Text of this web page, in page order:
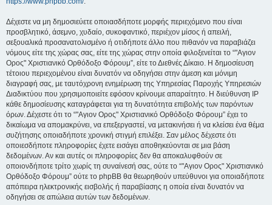
Δέχεστε να μη δημοσιεύετε οποιασδήποτε μορφής περιεχόμενο που είναι
προσβλητικό, άσεμνο, χυδαίο, συκοφαντικό, περιέχον μίσος ή απειλή,
σεξουαλικά προσανατολισμένο ή οτιδήποτε άλλο που πιθανόν να παραβιάζει
νόμους είτε της χώρας σας, είτε της χώρας στην οποία φιλοξενείται το “"Αγιον
Ορος" Χριστιανικό Ορθόδοξο Φόρουμ”, είτε το Διεθνές Δίκαιο. Η δημοσίευση
τέτοιου περιεχομένου είναι δυνατόν να οδηγήσει στην άμεση και μόνιμη
διαγραφή σας, με ταυτόχρονη ενημέρωση της Υπηρεσίας Παροχής Υπηρεσιών
Διαδικτύου που χρησιμοποιείτε εφόσον κρίνουμε απαραίτητο. Η διεύθυνση IP
κάθε δημοσίευσης καταγράφεται για τη δυνατότητα επιβολής των παρόντων
όρων. Δέχεστε ότι το “"Αγιον Ορος" Χριστιανικό Ορθόδοξο Φόρουμ” έχει το
δικαίωμα να απομακρύνει, να επεξεργαστεί, να μετακινήσει ή να κλείσει ένα θέμα
συζήτησης οποιαδήποτε χρονική στιγμή επιλέξει. Σαν μέλος δέχεστε ότι
οποιεσδήποτε πληροφορίες έχετε εισάγει αποθηκεύονται σε μια βάση
δεδομένων. Αν και αυτές οι πληροφορίες δεν θα αποκαλυφθούν σε
οποιονδήποτε τρίτο χωρίς τη συναίνεσή σας, ούτε το “"Αγιον Ορος" Χριστιανικό
Ορθόδοξο Φόρουμ” ούτε το phpBB θα θεωρηθούν υπεύθυνοι για οποιαδήποτε
απόπειρα ηλεκτρονικής εισβολής ή παραβίασης η οποία είναι δυνατόν να
οδηγήσει σε απώλεια αυτών των δεδομένων.